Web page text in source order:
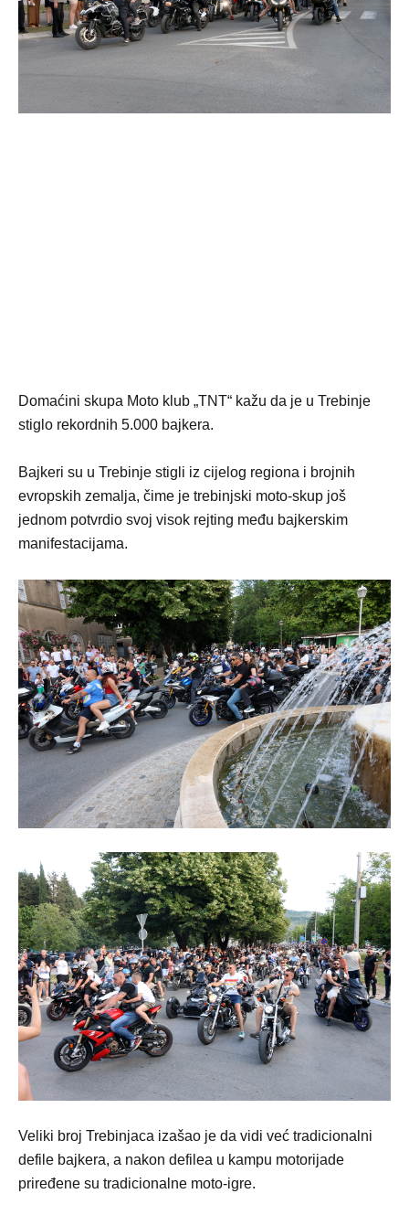
Domaćini skupa Moto klub „TNT“ kažu da je u Trebinje
stiglo rekordnih 5.000 bajkera.
Bajkeri su u Trebinje stigli iz cijelog regiona i brojnih
evropskih zemalja, čime je trebinjski moto-skup još
jednom potvrdio svoj visok rejting među bajkerskim
manifestacijama.
Veliki broj Trebinjaca izašao je da vidi već tradicionalni
defile bajkera, a nakon defilea u kampu motorijade
priređene su tradicionalne moto-igre.